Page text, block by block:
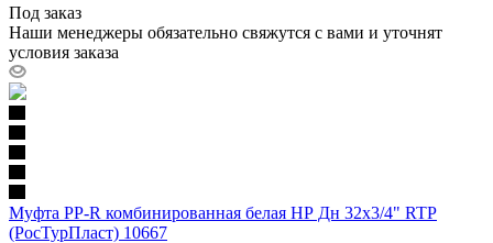
Под заказ
Наши менеджеры обязательно свяжутся с вами и уточнят
условия заказа
Муфта PP-R комбинированная белая НР Дн 32х3/4" RTP
(РосТурПласт) 10667